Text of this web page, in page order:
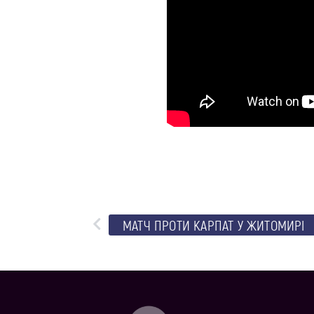
МАТЧ ПРОТИ КАРПАТ У ЖИТОМИРІ